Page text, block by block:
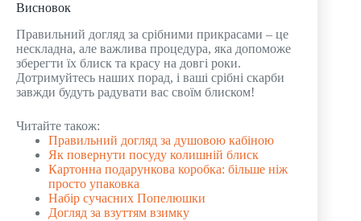
Висновок
Правильний догляд за срібними прикрасами – це
нескладна, але важлива процедура, яка допоможе
зберегти їх блиск та красу на довгі роки.
Дотримуйтесь наших порад, і ваші срібні скарби
завжди будуть радувати вас своїм блиском!
Читайте також:
Правильний догляд за душовою кабіною
Як повернути посуду колишній блиск
Картонна подарункова коробка: більше ніж
просто упаковка
Набір сучасних Попелюшки
Догляд за взуттям взимку